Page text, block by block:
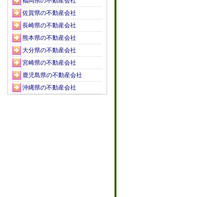
佐賀県の不動産会社
長崎県の不動産会社
熊本県の不動産会社
大分県の不動産会社
宮崎県の不動産会社
鹿児島県の不動産会社
沖縄県の不動産会社